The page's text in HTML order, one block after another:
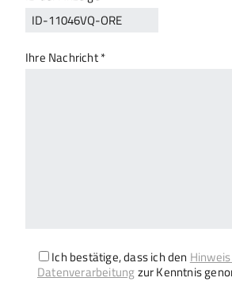
Ihre Nachricht *
Ich bestätige, dass ich den
Datenverarbeitung zur Kenntnis